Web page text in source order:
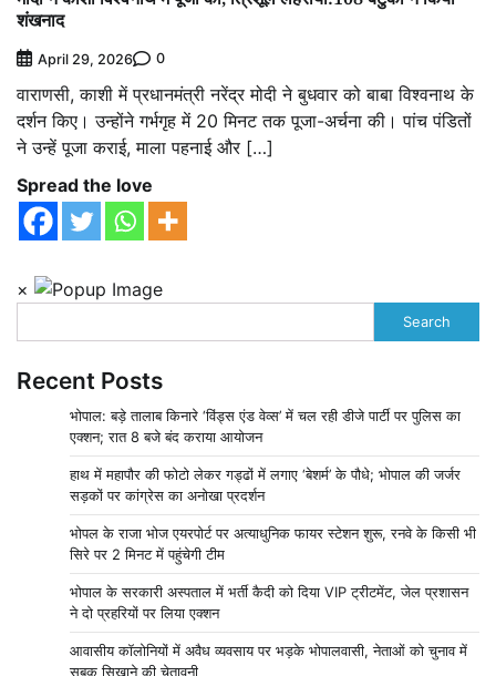
शंखनाद
April 29, 2026 0
वाराणसी, काशी में प्रधानमंत्री नरेंद्र मोदी ने बुधवार को बाबा विश्वनाथ के
दर्शन किए। उन्होंने गर्भगृह में 20 मिनट तक पूजा-अर्चना की। पांच पंडितों
ने उन्हें पूजा कराई, माला पहनाई और […]
Spread the love
×
Search
Recent Posts
भोपाल: बड़े तालाब किनारे ‘विंड्स एंड वेव्स’ में चल रही डीजे पार्टी पर पुलिस का
एक्शन; रात 8 बजे बंद कराया आयोजन
हाथ में महापौर की फोटो लेकर गड्ढों में लगाए ‘बेशर्म’ के पौधे; भोपाल की जर्जर
सड़कों पर कांग्रेस का अनोखा प्रदर्शन
भोपल के राजा भोज एयरपोर्ट पर अत्याधुनिक फायर स्टेशन शुरू, रनवे के किसी भी
सिरे पर 2 मिनट में पहुंचेगी टीम
भोपाल के सरकारी अस्पताल में भर्ती कैदी को दिया VIP ट्रीटमेंट, जेल प्रशासन
ने दो प्रहरियों पर लिया एक्शन
आवासीय कॉलोनियों में अवैध व्यवसाय पर भड़के भोपालवासी, नेताओं को चुनाव में
सबक सिखाने की चेतावनी